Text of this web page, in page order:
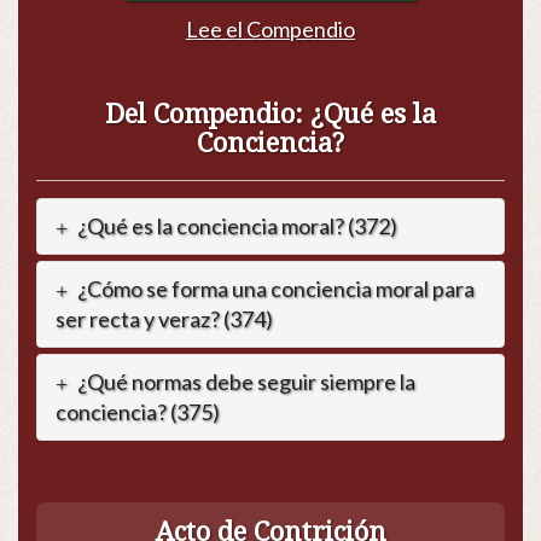
Lee el Compendio
Del Compendio: ¿Qué es la
Conciencia?
¿Qué es la conciencia moral? (372)
¿Cómo se forma una conciencia moral para
ser recta y veraz? (374)
¿Qué normas debe seguir siempre la
conciencia? (375)
Acto de Contrición